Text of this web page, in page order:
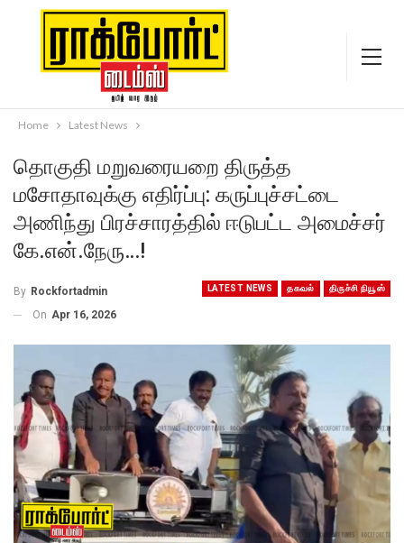
Home Latest News
தொகுதி மறுவரையறை திருத்த
மசோதாவுக்கு எதிர்ப்பு: கருப்புச்சட்டை
அணிந்து பிரச்சாரத்தில் ஈடுபட்ட அமைச்சர்
கே.என்.நேரு…!
LATEST NEWS தகவல் திருச்சி நியூஸ்
By Rockfortadmin
On Apr 16, 2026